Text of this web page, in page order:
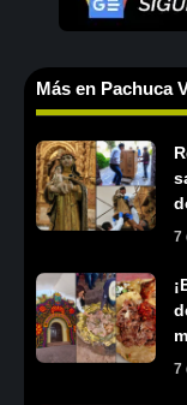
Más en Pachuca
7
7